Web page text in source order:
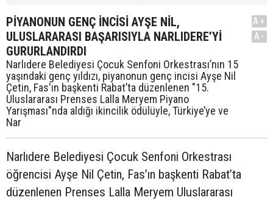
PİYANONUN GENÇ İNCİSİ AYŞE NİL,
ULUSLARARASI BAŞARISIYLA NARLIDERE’Yİ
GURURLANDIRDI
Narlıdere Belediyesi Çocuk Senfoni Orkestrası’nın 15
yaşındaki genç yıldızı, piyanonun genç incisi Ayşe Nil
Çetin, Fas'ın başkenti Rabat’ta düzenlenen "15.
Uluslararası Prenses Lalla Meryem Piyano
Yarışması"nda aldığı ikincilik ödülüyle, Türkiye’ye ve
Nar
A+
A-
Narlıdere Belediyesi Çocuk Senfoni Orkestrası
öğrencisi Ayşe Nil Çetin, Fas’ın başkenti Rabat’ta
düzenlenen Prenses Lalla Meryem Uluslararası